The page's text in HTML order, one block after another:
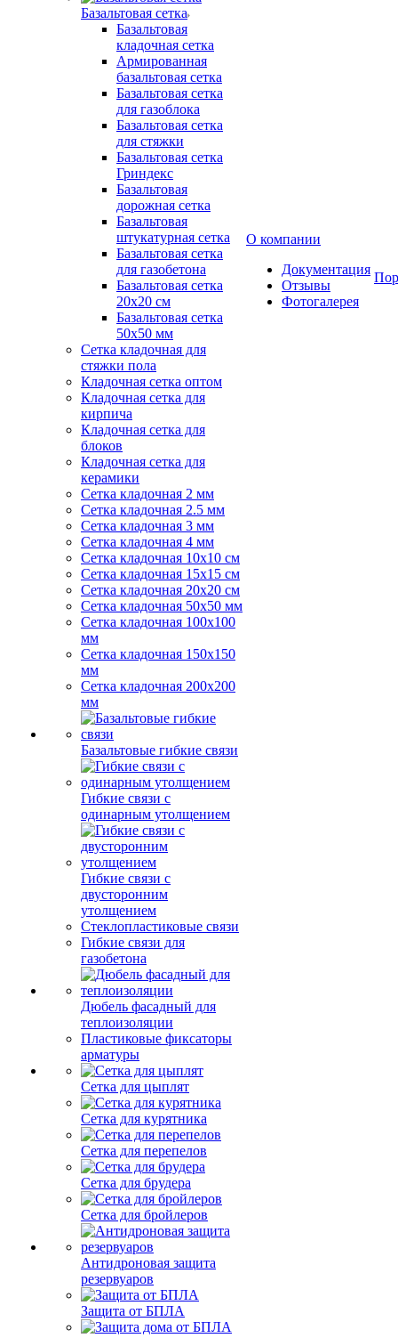
Базальтовая сетка
Базальтовая
кладочная сетка
Армированная
базальтовая сетка
Базальтовая сетка
для газоблока
Базальтовая сетка
для стяжки
Базальтовая сетка
Гриндекс
Базальтовая
дорожная сетка
Базальтовая
штукатурная сетка
Базальтовая сетка
для газобетона
Базальтовая сетка
20x20 см
Базальтовая сетка
50x50 мм
Сетка кладочная для
стяжки пола
Кладочная сетка оптом
Кладочная сетка для
кирпича
Кладочная сетка для
блоков
Кладочная сетка для
керамики
Сетка кладочная 2 мм
Сетка кладочная 2.5 мм
Сетка кладочная 3 мм
Сетка кладочная 4 мм
Сетка кладочная 10x10 см
Сетка кладочная 15x15 см
Сетка кладочная 20x20 см
Сетка кладочная 50x50 мм
Сетка кладочная 100x100
мм
Сетка кладочная 150x150
мм
Сетка кладочная 200x200
мм
Базальтовые гибкие связи
Гибкие связи с
одинарным утолщением
Гибкие связи с
двусторонним
утолщением
Стеклопластиковые связи
Гибкие связи для
газобетона
Дюбель фасадный для
теплоизоляции
Пластиковые фиксаторы
арматуры
Сетка для цыплят
Сетка для курятника
Сетка для перепелов
Сетка для брудера
Сетка для бройлеров
Антидроновая защита
резервуаров
Защита от БПЛА
О компании
Документация
Отзывы
Фотогалерея